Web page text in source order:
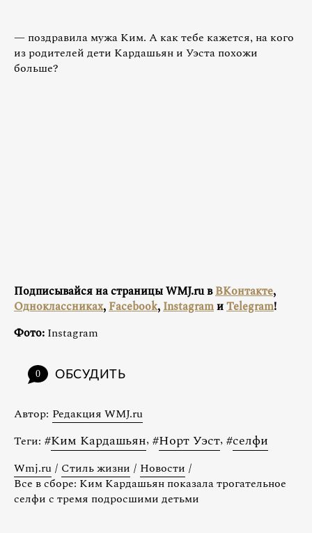
— поздравила мужа Ким. А как тебе кажется, на кого
из родителей дети Кардашьян и Уэста похожи
больше?
Подписывайся на страницы WMJ.ru вВКонтакте,
Одноклассниках, Facebook, InstagramиTelegram!
Фото: Instagram
0 ОБСУДИТЬ
Автор: Редакция WMJ.ru
Теги: #Ким Кардашьян, #Норт Уэст, #селфи
Wmj.ru / Стиль жизни / Новости /
Все в сборе: Ким Кардашьян показала трогательное
селфи с тремя подросшими детьми